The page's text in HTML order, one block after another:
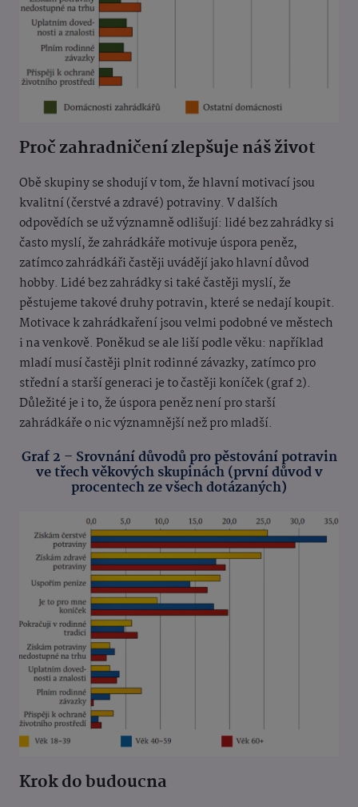
Proč zahradničení zlepšuje náš život
Obě skupiny se shodují v tom, že hlavní motivací jsou
kvalitní (čerstvé a zdravé) potraviny. V dalších
odpovědích se už významně odlišují: lidé bez zahrádky si
často myslí, že zahrádkáře motivuje úspora peněz,
zatímco zahrádkáři častěji uvádějí jako hlavní důvod
hobby. Lidé bez zahrádky si také častěji myslí, že
pěstujeme takové druhy potravin, které se nedají koupit.
Motivace k zahrádkaření jsou velmi podobné ve městech
i na venkově. Poněkud se ale liší podle věku: například
mladí musí častěji plnit rodinné závazky, zatímco pro
střední a starší generaci je to častěji koníček (graf 2).
Důležité je i to, že úspora peněz není pro starší
zahrádkáře o nic významnější než pro mladší.
Graf 2 – Srovnání důvodů pro pěstování potravin
ve třech věkových skupinách (první důvod v
procentech ze všech dotázaných)
Krok do budoucna